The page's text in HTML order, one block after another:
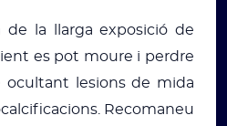
de la llarga exposició de
es pot moure i perdre
ocultant lesions de mida
Recomaneu